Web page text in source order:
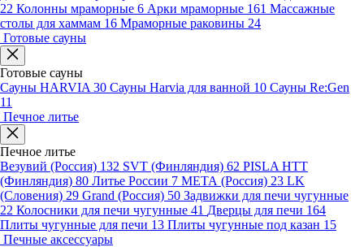
22 Колонны мраморные 6 Арки мраморные 161 Массажные
столы для хаммам 16 Мраморные раковины 24
Готовые сауны
Готовые сауны
Сауны HARVIA 30 Сауны Harvia для ванной 10 Сауны Re:Gen
11
Печное литье
Печное литье
Везувий (Россия) 132 SVT (Финляндия) 62 PISLA HTT
(Финляндия) 80 Литье России 7 МЕТА (Россия) 23 LK
(Словения) 29 Grand (Россия) 50 Задвижки для печи чугунные
22 Колосники для печи чугунные 41 Дверцы для печи 164
Плиты чугунные для печи 13 Плиты чугунные под казан 15
Печные аксессуары